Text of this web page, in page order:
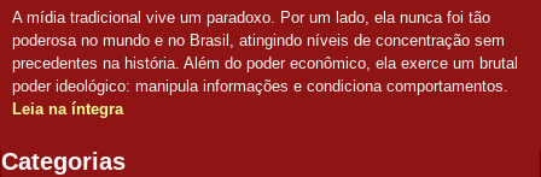
A mídia tradicional vive um paradoxo. Por um lado, ela nunca foi tão
poderosa no mundo e no Brasil, atingindo níveis de concentração sem
precedentes na história. Além do poder econômico, ela exerce um brutal
poder ideológico: manipula informações e condiciona comportamentos.
Leia na íntegra
Categorias